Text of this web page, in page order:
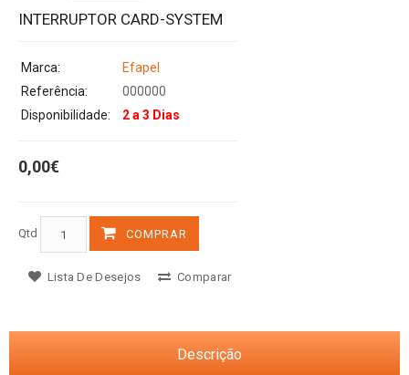
INTERRUPTOR CARD-SYSTEM
Marca:
Efapel
Referência:
000000
Disponibilidade:
2 a 3 Dias
0,00€
Qtd COMPRAR
Lista De Desejos Comparar
Descrição